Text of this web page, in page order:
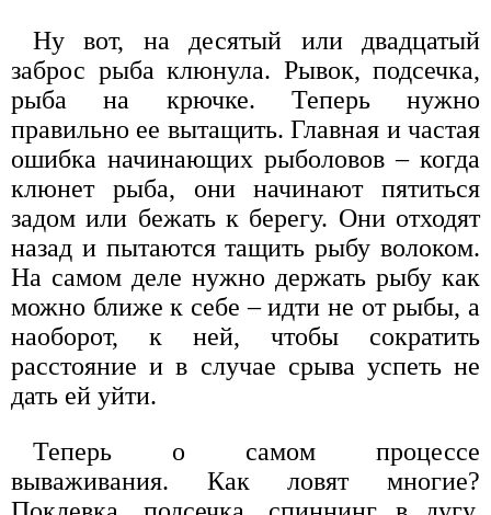
Ну вот, на десятый или двадцатый
заброс рыба клюнула. Рывок, подсечка,
рыба на крючке. Теперь нужно
правильно ее вытащить. Главная и частая
ошибка начинающих рыболовов – когда
клюнет рыба, они начинают пятиться
задом или бежать к берегу. Они отходят
назад и пытаются тащить рыбу волоком.
На самом деле нужно держать рыбу как
можно ближе к себе – идти не от рыбы, а
наоборот, к ней, чтобы сократить
расстояние и в случае срыва успеть не
дать ей уйти.
Теперь о самом процессе
вываживания. Как ловят многие?